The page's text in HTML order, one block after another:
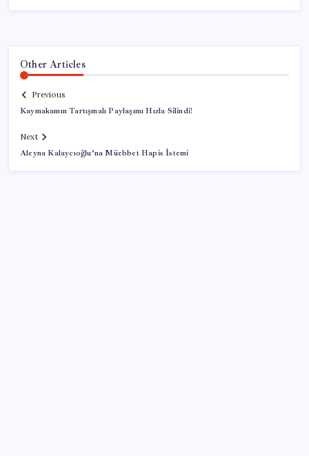
Other Articles
Previous
Kaymakamın Tartışmalı Paylaşımı Hızla Silindi!
Next
Aleyna Kalaycıoğlu’na Müebbet Hapis İstemi